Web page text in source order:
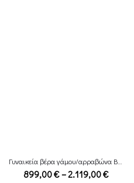
899,00€–2.119,00€Price